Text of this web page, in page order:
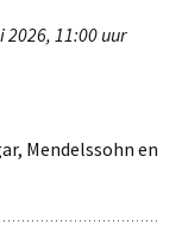
2026, 11:00 uur
Mendelssohn en